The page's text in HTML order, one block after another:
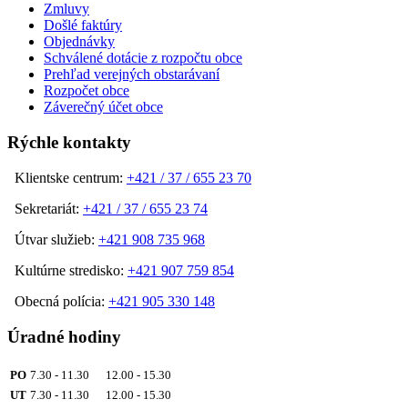
Zmluvy
Došlé faktúry
Objednávky
Schválené dotácie z rozpočtu obce
Prehľad verejných obstarávaní
Rozpočet obce
Záverečný účet obce
Rýchle kontakty
Klientske centrum: +421 / 37 / 655 23 70
Sekretariát: +421 / 37 / 655 23 74
Útvar služieb: +421 908 735 968
Kultúrne stredisko: +421 907 759 854
Obecná polícia: +421 905 330 148
Úradné hodiny
PO 7.30 - 11.30 12.00 - 15.30
UT 7.30 - 11.30 12.00 - 15.30